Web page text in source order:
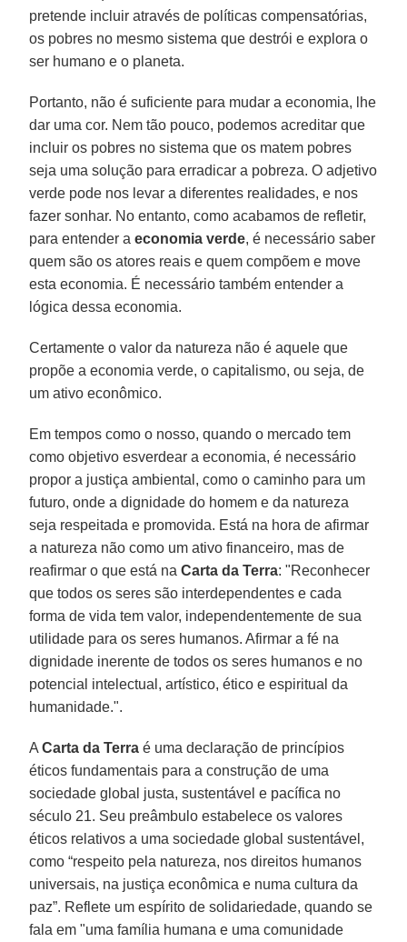
pretende incluir através de políticas compensatórias,
os pobres no mesmo sistema que destrói e explora o
ser humano e o planeta.
Portanto, não é suficiente para mudar a economia, lhe
dar uma cor. Nem tão pouco, podemos acreditar que
incluir os pobres no sistema que os matem pobres
seja uma solução para erradicar a pobreza. O adjetivo
verde pode nos levar a diferentes realidades, e nos
fazer sonhar. No entanto, como acabamos de refletir,
para entender aeconomia verde, é necessário saber
quem são os atores reais e quem compõem e move
esta economia. É necessário também entender a
lógica dessa economia.
Certamente o valor da natureza não é aquele que
propõe a economia verde, o capitalismo, ou seja, de
um ativo econômico.
Em tempos como o nosso, quando o mercado tem
como objetivo esverdear a economia, é necessário
propor a justiça ambiental, como o caminho para um
futuro, onde a dignidade do homem e da natureza
seja respeitada e promovida. Está na hora de afirmar
a natureza não como um ativo financeiro, mas de
reafirmar o que está naCarta da Terra: "Reconhecer
que todos os seres são interdependentes e cada
forma de vida tem valor, independentemente de sua
utilidade para os seres humanos. Afirmar a fé na
dignidade inerente de todos os seres humanos e no
potencial intelectual, artístico, ético e espiritual da
humanidade.".
ACarta da Terra é uma declaração de princípios
éticos fundamentais para a construção de uma
sociedade global justa, sustentável e pacífica no
século 21. Seu preâmbulo estabelece os valores
éticos relativos a uma sociedade global sustentável,
como “respeito pela natureza, nos direitos humanos
universais, na justiça econômica e numa cultura da
paz”. Reflete um espírito de solidariedade, quando se
fala em "uma família humana e uma comunidade